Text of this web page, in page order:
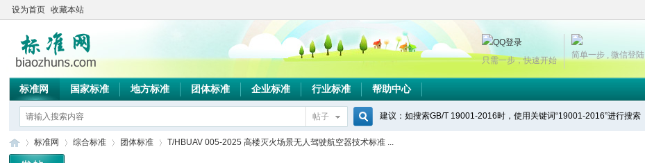
设为首页 收藏本站
简单一步 , 微信登陆
只需一步，快速开始
标准网 国家标准 地方标准 团体标准 企业标准 行业标准 帮助中心
帖子
搜
建议：如搜索GB/T 19001-2016时，使用关键词“19001-2016”进行搜索
标准网 综合标准 团体标准 T/HBUAV 005-2025 高楼灭火场景无人驾驶航空器技术标准 ...